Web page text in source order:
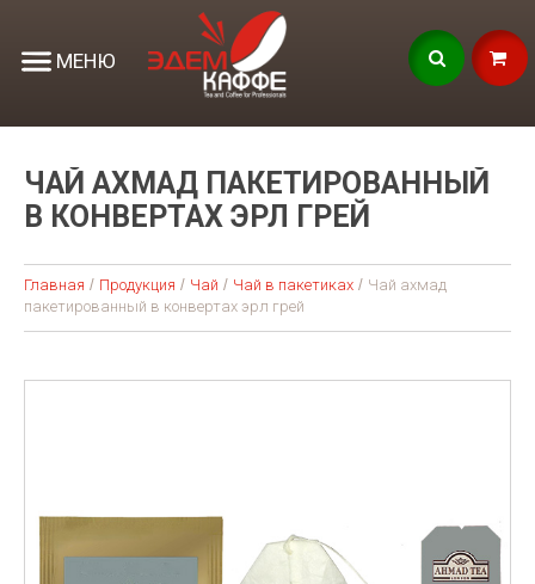
МЕНЮ
ЧАЙ АХМАД ПАКЕТИРОВАННЫЙ
В КОНВЕРТАХ ЭРЛ ГРЕЙ
Главная Продукция Чай Чай в пакетиках
Чай ахмад
пакетированный в конвертах эрл грей